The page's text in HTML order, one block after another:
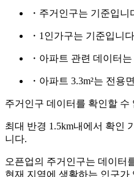
・주거인구는 기준입니
・1인가구는 기준입니
・아파트 관련 데이터
・아파트 3.3m²는 전용
주거인구 데이터를 확인할 수
최대 반경 1.5km내에서 확인
니다.
오픈업의 주거인구는 데이터
현재 지역에 생활하는 인구가